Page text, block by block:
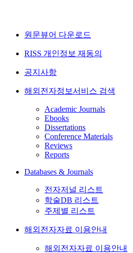
원문뷰어 다운로드
RISS 개인정보 재동의
공지사항
해외전자정보서비스 검색
Academic Journals
Ebooks
Dissertations
Conference Materials
Reviews
Reports
Databases & Journals
전자저널 리스트
학술DB 리스트
주제별 리스트
해외전자자료 이용안내
해외전자자료 이용안내